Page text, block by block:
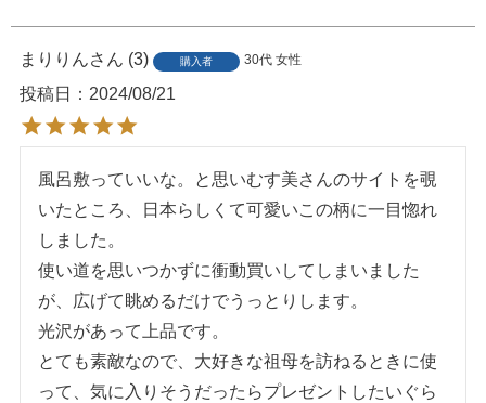
まりりん 3 購入者 30代 女性
投稿日 2024/08/21
風呂敷っていいな。と思いむす美さんのサイトを覗
いたところ、日本らしくて可愛いこの柄に一目惚れ
しました。
使い道を思いつかずに衝動買いしてしまいました
が、広げて眺めるだけでうっとりします。
光沢があって上品です。
とても素敵なので、大好きな祖母を訪ねるときに使
って、気に入りそうだったらプレゼントしたいぐら